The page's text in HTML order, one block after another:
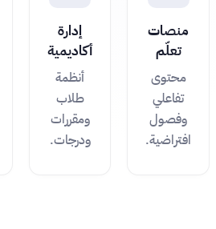
منصات
تعلّم
محتوى
تفاعلي
وفصول
افتراضية.
إدارة
أكاديمية
أنظمة
طلاب
ومقررات
ودرجات.